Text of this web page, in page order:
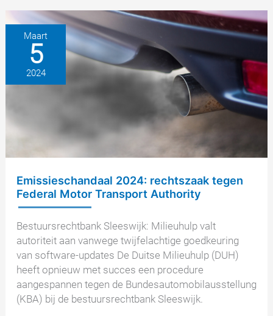
Mercedes-
Benz:
consumentenbelangenbehartigers
boeken
gedeeltelijk
Maart
5
2024
Emissieschandaal 2024: rechtszaak tegen
Federal Motor Transport Authority
Bestuursrechtbank Sleeswijk: Milieuhulp valt
autoriteit aan vanwege twijfelachtige goedkeuring
van software-updates De Duitse Milieuhulp (DUH)
heeft opnieuw met succes een procedure
aangespannen tegen de Bundesautomobilausstellung
(KBA) bij de bestuursrechtbank Sleeswijk.